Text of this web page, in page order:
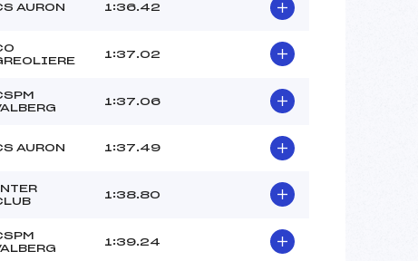
AURON 1:36.42
1:37.02
1:37.06
AURON 1:37.49
1:38.80
1:39.24